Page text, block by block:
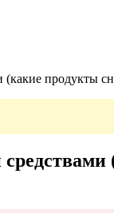
(какие продукты